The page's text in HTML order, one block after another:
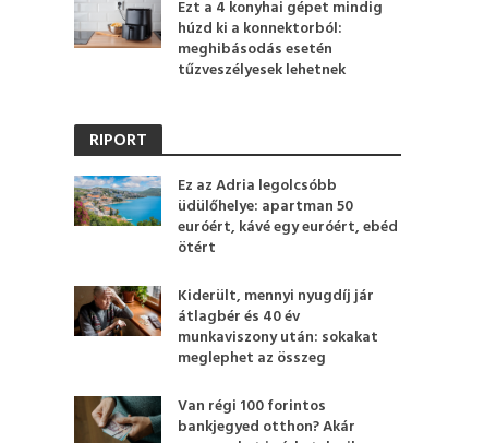
Ezt a 4 konyhai gépet mindig
húzd ki a konnektorból:
meghibásodás esetén
tűzveszélyesek lehetnek
RIPORT
Ez az Adria legolcsóbb
üdülőhelye: apartman 50
euróért, kávé egy euróért, ebéd
ötért
Kiderült, mennyi nyugdíj jár
átlagbér és 40 év
munkaviszony után: sokakat
meglephet az összeg
Van régi 100 forintos
bankjegyed otthon? Akár